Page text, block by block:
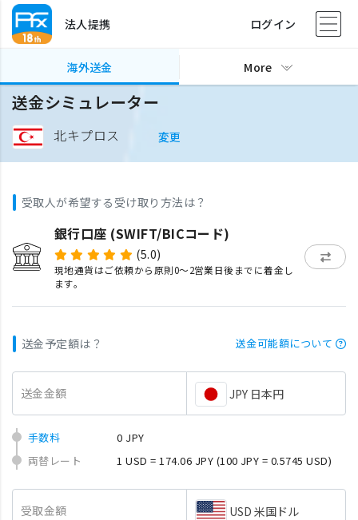
法人提携 ログイン
海外送金 More
送金シミュレーター
北キプロス 変更
受取人が希望する受け取り方法は？
銀行口座 (SWIFT/BICコード)
(5.0)
現地通貨はご依頼から原則0〜2営業日後までに着金し
ます。
送金予定額は？ 送金可能額について
送金金額 JPY 日本円
手数料
0 JPY
両替レート
1 USD = 174.06 JPY (100 JPY = 0.5745 USD)
受取金額 USD 米国ドル